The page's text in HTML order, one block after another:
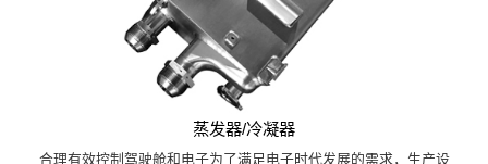
蒸发器/冷凝器
合理有效控制驾驶舱和电子为了满足电子时代发展的需求，生产设